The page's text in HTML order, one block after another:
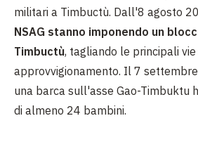
militari a Timbuctù. Dall'8 agosto
NSAG stanno imponendo un
Timbuctù, tagliando le principali vie
approvvigionamento. Il 7
una barca sull'asse Gao-Timbuktu
di almeno 24 bambini.